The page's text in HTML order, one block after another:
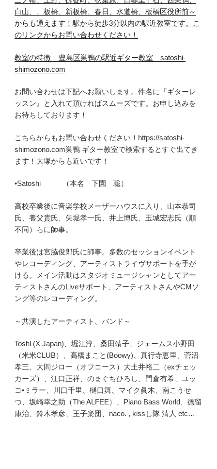
白山、、板橋、新板橋、春日、水道橋、板橋区役所前～
からも通えます！ 駅から徒歩3分以内の駅近教室です。
こ
のリンクからお問い合わせ ください！
教室の特徴 – 豊島区巣鴨の駅近ギター教室 satoshi-
shimozono.com
お問い合わせは下記へお願いします。件名に『ギターレ
ッスン』と入れて頂ければスムーズです。お申し込みを
お待ちしております！
こちらからもお問い合わせください！https://satoshi-
shimozono.com巣鴨 ギター教室で検索するとすぐ出てき
ます！大塚からも近いです！
•Satoshi （本名 下園 聡）
高校卒業後に音楽学校メーザーハウスに入り、山本恭司
氏、養父貴氏、矢堀孝一氏、井上博氏、玉城宏志氏（順
不同）らに師事。
卒業後は宮脇俊郎氏に師事。多数のセッションイベント
やレコーディング、アーティストライヴサポートを手が
ける。メイン活動はスタジオミュージシャンとしてアー
ティストさんのLiveサポート、アーティストさんやCMソ
ング等のレコーディング。
～共演したアーティスト、バンド～
Toshl (X Japan)、堀江淳、桑田靖子、ジェームス小野田
（米米CLUB）、高橋まこと(Boowy)、真行寺恵里、菅沼
孝三、大間ジロー（オフコース）大土井裕二（exチェッ
カーズ）、江口正祥、のまぐちひろし、門倉有希、ユッ
コ•ミラー、川口千里、樋口舞、マイク眞木、南こうせ
つ、坂崎幸之助（The ALFEE）、Piano Bass World、徳留
康治、鈴木孝彦、王子楽団、naco. , kissし隊 清人 etc…